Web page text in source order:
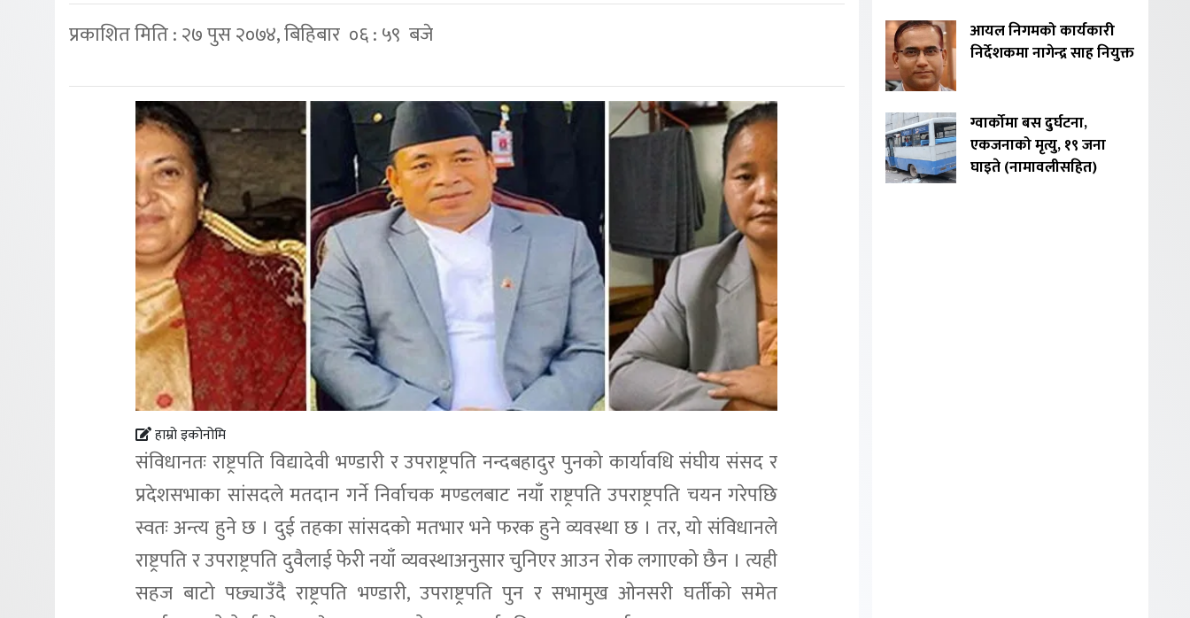
प्रकाशित मिति : २७ पुस २०७४, बिहिबार ०६ : ५९ बजे
हाम्रो इकोनोमि
संविधानतः राष्ट्रपति विद्यादेवी भण्डारी र उपराष्ट्रपति नन्दबहादुर पुनको कार्यावधि संघीय संसद र
प्रदेशसभाका सांसदले मतदान गर्ने निर्वाचक मण्डलबाट नयाँ राष्ट्रपति उपराष्ट्रपति चयन गरेपछि
स्वतः अन्त्य हुने छ । दुई तहका सांसदको मतभार भने फरक हुने व्यवस्था छ । तर, यो संविधानले
राष्ट्रपति र उपराष्ट्रपति दुवैलाई फेरी नयाँ व्यवस्थाअनुसार चुनिएर आउन रोक लगाएको छैन । त्यही
सहज बाटो पछ्याउँदै राष्ट्रपति भण्डारी, उपराष्ट्रपति पुन र सभामुख ओनसरी घर्तीको समेत
आयल निगमको कार्यकारी
निर्देशकमा नागेन्द्र साह नियुक्त
ग्वार्कोमा बस दुर्घटना,
एकजनाको मृत्यु, १९ जना
घाइते (नामावलीसहित)